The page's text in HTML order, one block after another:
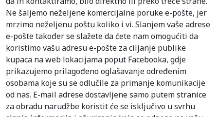
Ne šaljemo neželjene komercijalne poruke e-pošte, jer
mrzimo neželjenu poštu koliko i vi. Slanjem vaše adrese
e-pošte također se slažete da ćete nam omogućiti da
koristimo vašu adresu e-pošte za ciljanje publike
kupaca na web lokacijama poput Facebooka, gdje
prikazujemo prilagođeno oglašavanje određenim
osobama koje su se odlučile za primanje komunikacije
od nas. E-mail adrese dostavljene samo putem stranice
za obradu narudžbe koristit će se isključivo u svrhu